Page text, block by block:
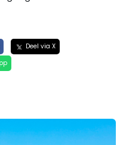
Deel via X